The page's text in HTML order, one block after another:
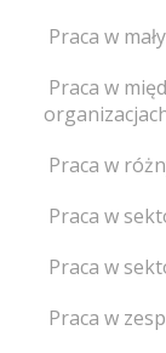
Praca w
Praca w
Praca w
Praca w
Praca w
Praca w